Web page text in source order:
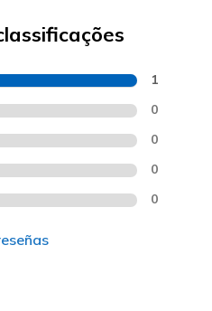
1
0
0
0
0